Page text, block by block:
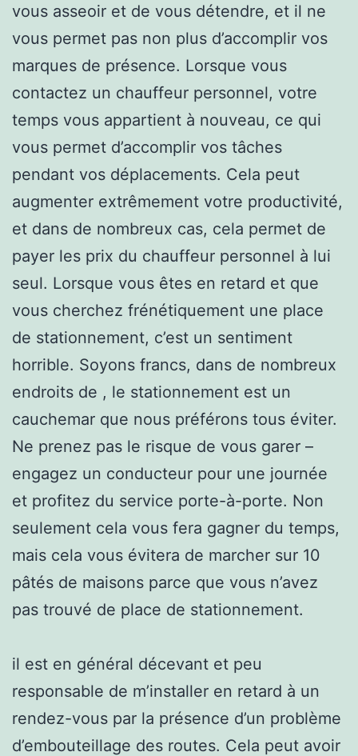
vous asseoir et de vous détendre, et il ne
vous permet pas non plus d’accomplir vos
marques de présence. Lorsque vous
contactez un chauffeur personnel, votre
temps vous appartient à nouveau, ce qui
vous permet d’accomplir vos tâches
pendant vos déplacements. Cela peut
augmenter extrêmement votre productivité,
et dans de nombreux cas, cela permet de
payer les prix du chauffeur personnel à lui
seul. Lorsque vous êtes en retard et que
vous cherchez frénétiquement une place
de stationnement, c’est un sentiment
horrible. Soyons francs, dans de nombreux
endroits de , le stationnement est un
cauchemar que nous préférons tous éviter.
Ne prenez pas le risque de vous garer –
engagez un conducteur pour une journée
et profitez du service porte-à-porte. Non
seulement cela vous fera gagner du temps,
mais cela vous évitera de marcher sur 10
pâtés de maisons parce que vous n’avez
pas trouvé de place de stationnement.
il est en général décevant et peu
responsable de m’installer en retard à un
rendez-vous par la présence d’un problème
d’embouteillage des routes. Cela peut avoir